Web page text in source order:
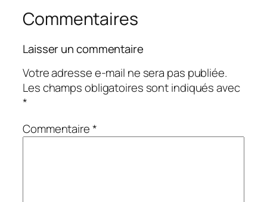
Commentaires
Laisser un commentaire
Votre adresse e-mail ne sera pas publiée.
Les champs obligatoires sont indiqués avec
*
Commentaire*